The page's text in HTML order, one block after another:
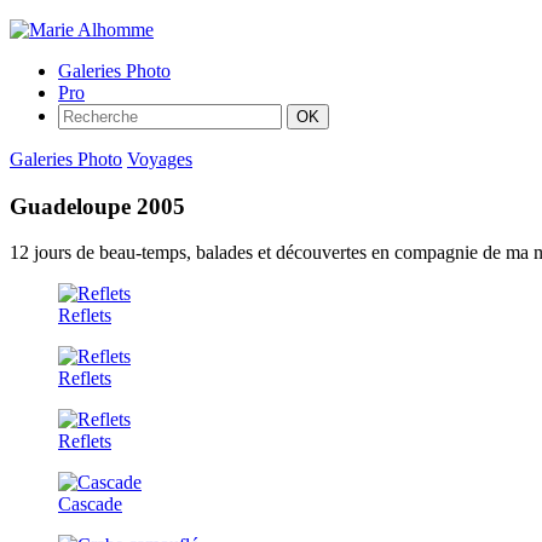
Galeries Photo
Pro
Galeries Photo Voyages
Guadeloupe 2005
12 jours de beau-temps, balades et découvertes en compagnie de ma
Reflets
Reflets
Reflets
Cascade